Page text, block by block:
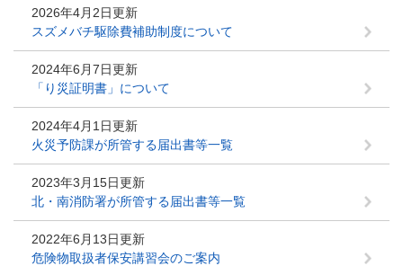
2026年4月2日更新
スズメバチ駆除費補助制度について
2024年6月7日更新
「り災証明書」について
2024年4月1日更新
火災予防課が所管する届出書等一覧
2023年3月15日更新
北・南消防署が所管する届出書等一覧
2022年6月13日更新
危険物取扱者保安講習会のご案内